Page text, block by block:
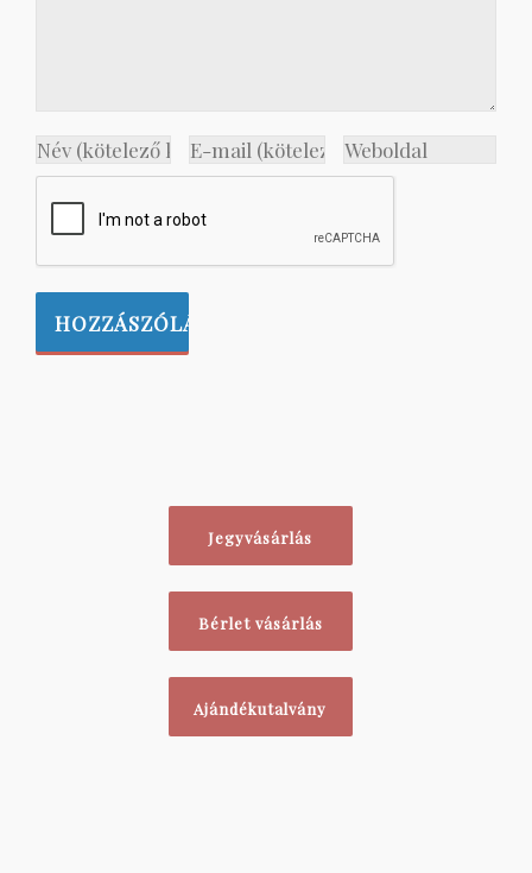
Jegyvásárlás
Bérlet vásárlás
Ajándékutalvány